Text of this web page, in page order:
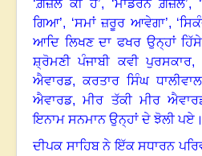
‘ਗ਼ਜ਼ਲ ਕੀ ਹੈ’, ‘ਮਾਡਰਨ ਗ਼ਜ਼ਲ’, ‘
ਗਿਆ’, ‘ਸਮਾਂ ਜ਼ਰੂਰ ਆਵੇਗਾ’, ‘
ਆਦਿ ਲਿਖਣ ਦਾ ਫਖਰ ਉਨ੍ਹਾਂ
ਸ਼੍ਰੋਮਣੀ ਪੰਜਾਬੀ ਕਵੀ ਪੁਰਸਕਾਰ,
ਐਵਾਰਡ,ਕਰਤਾਰ ਸਿੰਘ
ਐਵਾਰਡ,ਮੀਰ ਤੱਕੀ ਮੀਰ
ਇਨਾਮ ਸਨਮਾਨ ਉਨ੍ਹਾਂ ਦੇ ਝੋਲੀ ਪਏ ।
ਦੀਪਕ ਸਾਹਿਬ ਨੇ ਇੱਕ ਸਧਾਰਨ